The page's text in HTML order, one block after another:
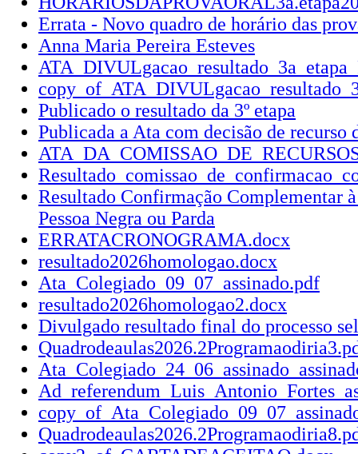
Errata - Novo quadro de horário das
Anna Maria Pereira Esteves
Publicado o resultado da 3º etapa
Publicada a Ata com decisão de recurso
Resultado Confirmação Complementar
Pessoa Negra ou Parda
ERRATACRONOGRAMA.docx
resultado2026homologao.docx
Ata_Colegiado_09_07_assinado.pdf
resultado2026homologao2.docx
Divulgado resultado final do processo